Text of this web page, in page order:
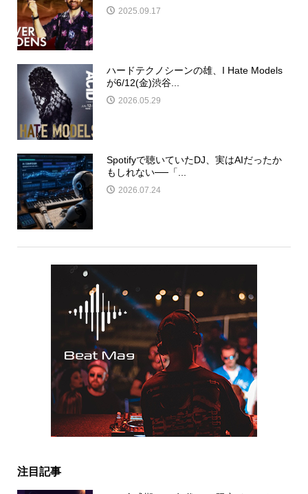
2025.09.17
ハードテクノシーンの雄、I Hate Models
が6/12(金)渋谷...
2026.05.29
Spotifyで聴いていたDJ、実はAIだったか
もしれない──「...
2026.07.24
注目記事